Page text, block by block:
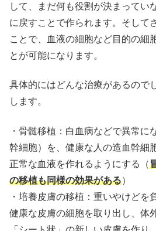
して、まだ何も役割が決まってい
に戻すことで作られます。そして
ことで、血液の細胞など目的の細
とが可能になります。
具体的にはどんな治療があるので
します。
・骨髄移植：白血病などで異常に
幹細胞）を、健康な人の造血幹細
正常な血液を作れるようにする（
の移植も同様の効果がある）
・培養皮膚の移植：重いやけどを
健康な皮膚の細胞を取り出し、体